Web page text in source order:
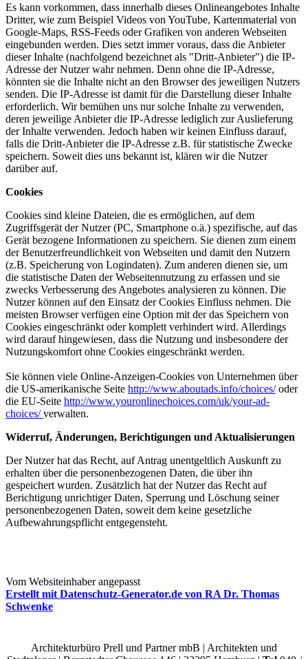
Es kann vorkommen, dass innerhalb dieses Onlineangebotes Inhalte
Dritter, wie zum Beispiel Videos von YouTube, Kartenmaterial von
Google-Maps, RSS-Feeds oder Grafiken von anderen Webseiten
eingebunden werden. Dies setzt immer voraus, dass die Anbieter
dieser Inhalte (nachfolgend bezeichnet als "Dritt-Anbieter") die IP-
Adresse der Nutzer wahr nehmen. Denn ohne die IP-Adresse,
könnten sie die Inhalte nicht an den Browser des jeweiligen Nutzers
senden. Die IP-Adresse ist damit für die Darstellung dieser Inhalte
erforderlich. Wir bemühen uns nur solche Inhalte zu verwenden,
deren jeweilige Anbieter die IP-Adresse lediglich zur Auslieferung
der Inhalte verwenden. Jedoch haben wir keinen Einfluss darauf,
falls die Dritt-Anbieter die IP-Adresse z.B. für statistische Zwecke
speichern. Soweit dies uns bekannt ist, klären wir die Nutzer
darüber auf.
Cookies
Cookies sind kleine Dateien, die es ermöglichen, auf dem
Zugriffsgerät der Nutzer (PC, Smartphone o.ä.) spezifische, auf das
Gerät bezogene Informationen zu speichern. Sie dienen zum einem
der Benutzerfreundlichkeit von Webseiten und damit den Nutzern
(z.B. Speicherung von Logindaten). Zum anderen dienen sie, um
die statistische Daten der Webseitennutzung zu erfassen und sie
zwecks Verbesserung des Angebotes analysieren zu können. Die
Nutzer können auf den Einsatz der Cookies Einfluss nehmen. Die
meisten Browser verfügen eine Option mit der das Speichern von
Cookies eingeschränkt oder komplett verhindert wird. Allerdings
wird darauf hingewiesen, dass die Nutzung und insbesondere der
Nutzungskomfort ohne Cookies eingeschränkt werden.
Sie können viele Online-Anzeigen-Cookies von Unternehmen über
die US-amerikanische Seite http://www.aboutads.info/choices/oder
die EU-Seite http://www.youronlinechoices.com/uk/your-ad-
choices/verwalten.
Widerruf, Änderungen, Berichtigungen und Aktualisierungen
Der Nutzer hat das Recht, auf Antrag unentgeltlich Auskunft zu
erhalten über die personenbezogenen Daten, die über ihn
gespeichert wurden. Zusätzlich hat der Nutzer das Recht auf
Berichtigung unrichtiger Daten, Sperrung und Löschung seiner
personenbezogenen Daten, soweit dem keine gesetzliche
Aufbewahrungspflicht entgegensteht.
Vom Websiteinhaber angepasst
Erstellt mit Datenschutz-Generator.de von RA Dr. Thomas
Schwenke
Architekturbüro Prell und Partner mbB | Architekten und